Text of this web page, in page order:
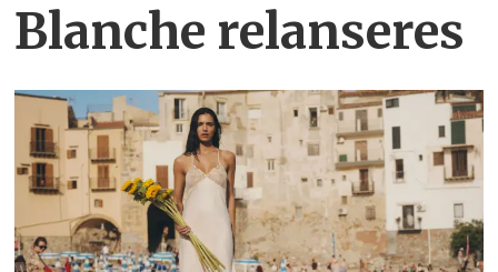
Blanche relanseres